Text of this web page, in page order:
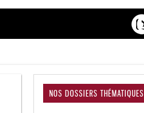
NOS DOSSIERS THÉMATIQUES